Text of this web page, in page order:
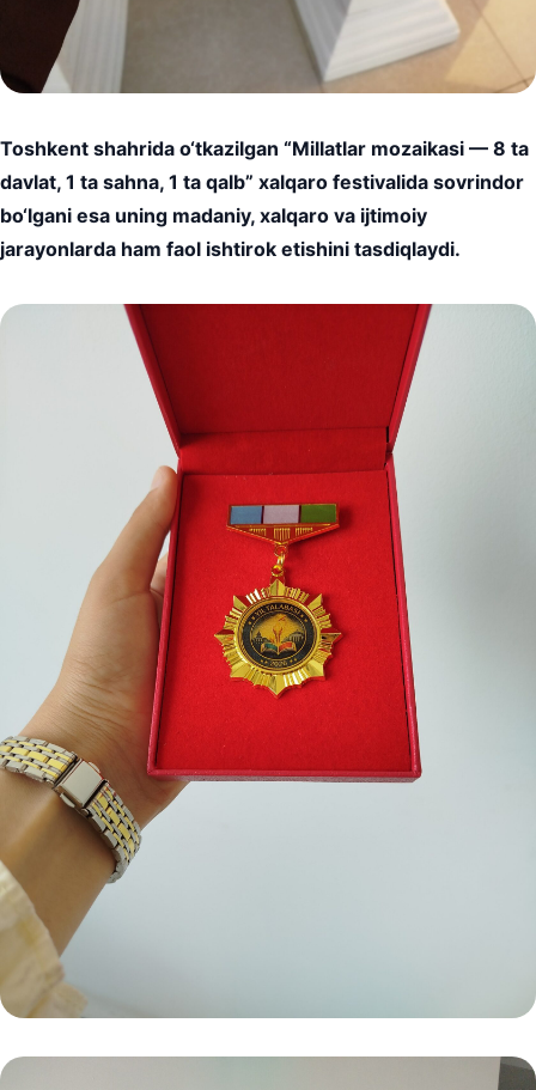
Toshkent shahrida o‘tkazilgan “Millatlar mozaikasi — 8 ta
davlat, 1 ta sahna, 1 ta qalb” xalqaro festivalida sovrindor
bo‘lgani esa uning madaniy, xalqaro va ijtimoiy
jarayonlarda ham faol ishtirok etishini tasdiqlaydi.